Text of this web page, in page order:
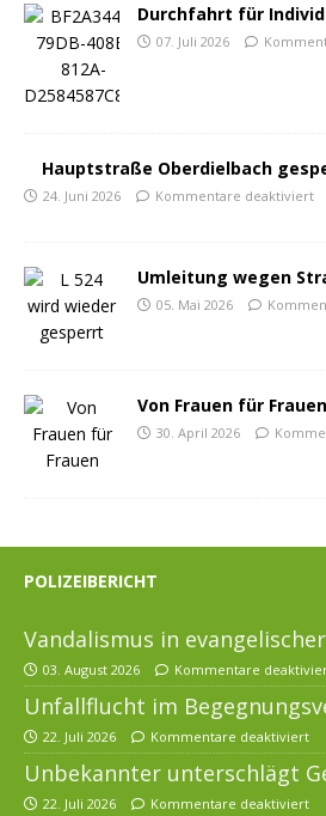
Durchfahrt für
07. Juli 2026
Hauptstraße Oberdielbach
24. Juni 2026 Kommentare deaktiviert
Umleitung wegen
05. Mai 2026
Von Frauen für Frauen
30. April 2026
POLIZEIBERICHT
Vandalismus in
03. August 2026 Kommentare
Unfallflucht im
22. Juli 2026 Kommentare deaktiviert
Unbekannter unterschlägt
22. Juli 2026 Kommentare deaktiviert